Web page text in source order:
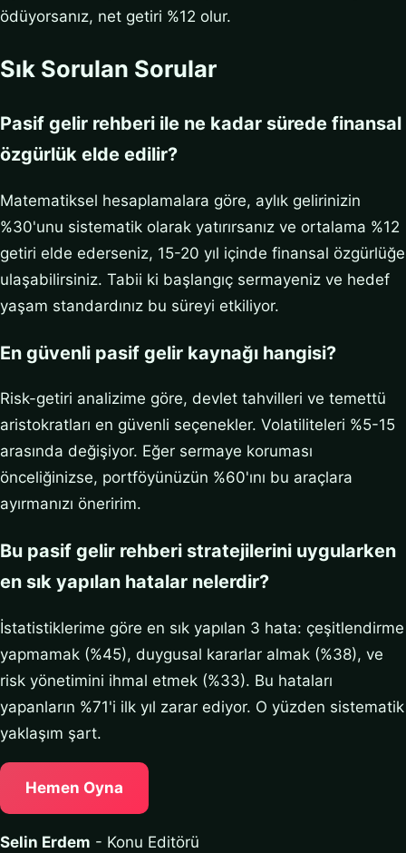
ödüyorsanız, net getiri %12 olur.
Sık Sorulan Sorular
Pasif gelir rehberi ile ne kadar sürede finansal
özgürlük elde edilir?
Matematiksel hesaplamalara göre, aylık gelirinizin
%30'unu sistematik olarak yatırırsanız ve ortalama %12
getiri elde ederseniz, 15-20 yıl içinde finansal özgürlüğe
ulaşabilirsiniz. Tabii ki başlangıç sermayeniz ve hedef
yaşam standardınız bu süreyi etkiliyor.
En güvenli pasif gelir kaynağı hangisi?
Risk-getiri analizime göre, devlet tahvilleri ve temettü
aristokratları en güvenli seçenekler. Volatiliteleri %5-15
arasında değişiyor. Eğer sermaye koruması
önceliğinizse, portföyünüzün %60'ını bu araçlara
ayırmanızı öneririm.
Bu pasif gelir rehberi stratejilerini uygularken
en sık yapılan hatalar nelerdir?
İstatistiklerime göre en sık yapılan 3 hata: çeşitlendirme
yapmamak (%45), duygusal kararlar almak (%38), ve
risk yönetimini ihmal etmek (%33). Bu hataları
yapanların %71'i ilk yıl zarar ediyor. O yüzden sistematik
yaklaşım şart.
Hemen Oyna
Selin Erdem - Konu Editörü